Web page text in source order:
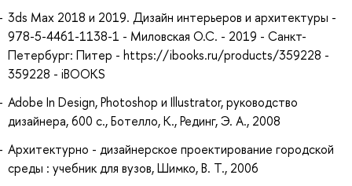
3ds Max 2018 и 2019. Дизайн интерьеров и архитектуры -
978-5-4461-1138-1 - Миловская О.С. - 2019 - Санкт-
Петербург: Питер - https://ibooks.ru/products/359228 -
359228 - iBOOKS
Adobe In Design, Photoshop и Illustrator, руководство
дизайнера, 600 с., Ботелло, К., Рединг, Э. А., 2008
Архитектурно - дизайнерское проектирование городской
среды : учебник для вузов, Шимко, В. Т., 2006